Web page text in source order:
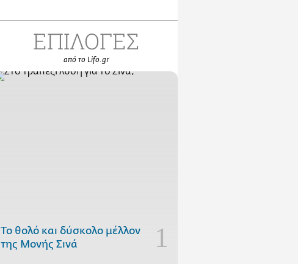
ΕΠΙΛΟΓΕΣ
από το Lifo.gr
Το θολό και δύσκολο μέλλον
της Μονής Σινά